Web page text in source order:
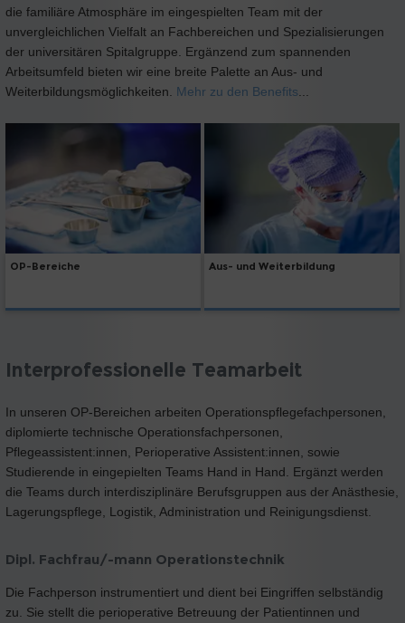
die familiäre Atmosphäre im eingespielten Team mit der
unvergleichlichen Vielfalt an Fachbereichen und Spezialisierungen
der universitären Spitalgruppe. Ergänzend zum spannenden
Arbeitsumfeld bieten wir eine breite Palette an Aus- und
Weiterbildungsmöglichkeiten. Mehr zu den Benefits
OP-Bereiche Aus- und Weiterbildung
Interprofessionelle Teamarbeit
In unseren OP-Bereichen arbeiten Operationspflegefachpersonen,
diplomierte technische Operationsfachpersonen,
Pflegeassistent:innen, Perioperative Assistent:innen, sowie
Studierende in eingepielten Teams Hand in Hand. Ergänzt werden
die Teams durch interdisziplinäre Berufsgruppen aus der Anästhesie,
Lagerungspflege, Logistik, Administration und Reinigungsdienst.
Dipl. Fachfrau/-mann Operationstechnik
Die Fachperson instrumentiert und dient bei Eingriffen selbständig
zu. Sie stellt die perioperative Betreuung der Patientinnen und